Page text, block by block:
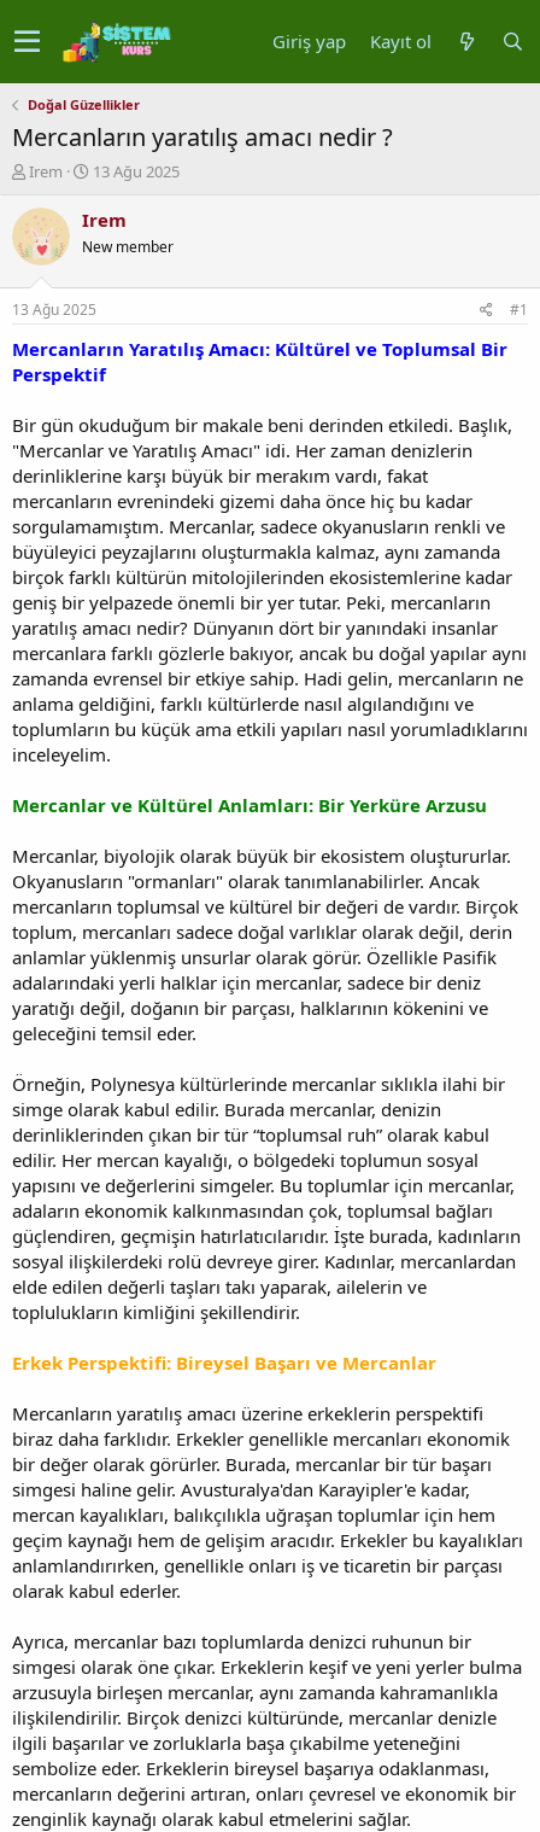
Giriş yap Kayıt ol
Doğal Güzellikler
Mercanların yaratılış amacı nedir ?
K
n
u
y
b
a
ş
a
a
n
Irem
B
ş
a
g
ı
ç
t
a
i
h
i
13 Ağu 2025
Irem
New member
13 Ağu 2025 #1
Mercanların Yaratılış Amacı: Kültürel ve Toplumsal Bir
Perspektif
Bir gün okuduğum bir makale beni derinden etkiledi. Başlık,
"Mercanlar ve Yaratılış Amacı" idi. Her zaman denizlerin
derinliklerine karşı büyük bir merakım vardı, fakat
mercanların evrenindeki gizemi daha önce hiç bu kadar
sorgulamamıştım. Mercanlar, sadece okyanusların renkli ve
büyüleyici peyzajlarını oluşturmakla kalmaz, aynı zamanda
birçok farklı kültürün mitolojilerinden ekosistemlerine kadar
geniş bir yelpazede önemli bir yer tutar. Peki, mercanların
yaratılış amacı nedir? Dünyanın dört bir yanındaki insanlar
mercanlara farklı gözlerle bakıyor, ancak bu doğal yapılar aynı
zamanda evrensel bir etkiye sahip. Hadi gelin, mercanların ne
anlama geldiğini, farklı kültürlerde nasıl algılandığını ve
toplumların bu küçük ama etkili yapıları nasıl yorumladıklarını
inceleyelim.
Mercanlar ve Kültürel Anlamları: Bir Yerküre Arzusu
Mercanlar, biyolojik olarak büyük bir ekosistem oluştururlar.
Okyanusların "ormanları" olarak tanımlanabilirler. Ancak
mercanların toplumsal ve kültürel bir değeri de vardır. Birçok
toplum, mercanları sadece doğal varlıklar olarak değil, derin
anlamlar yüklenmiş unsurlar olarak görür. Özellikle Pasifik
adalarındaki yerli halklar için mercanlar, sadece bir deniz
yaratığı değil, doğanın bir parçası, halklarının kökenini ve
geleceğini temsil eder.
Örneğin, Polynesya kültürlerinde mercanlar sıklıkla ilahi bir
simge olarak kabul edilir. Burada mercanlar, denizin
derinliklerinden çıkan bir tür “toplumsal ruh” olarak kabul
edilir. Her mercan kayalığı, o bölgedeki toplumun sosyal
yapısını ve değerlerini simgeler. Bu toplumlar için mercanlar,
adaların ekonomik kalkınmasından çok, toplumsal bağları
güçlendiren, geçmişin hatırlatıcılarıdır. İşte burada, kadınların
sosyal ilişkilerdeki rolü devreye girer. Kadınlar, mercanlardan
elde edilen değerli taşları takı yaparak, ailelerin ve
toplulukların kimliğini şekillendirir.
Erkek Perspektifi: Bireysel Başarı ve Mercanlar
Mercanların yaratılış amacı üzerine erkeklerin perspektifi
biraz daha farklıdır. Erkekler genellikle mercanları ekonomik
bir değer olarak görürler. Burada, mercanlar bir tür başarı
simgesi haline gelir. Avusturalya'dan Karayipler'e kadar,
mercan kayalıkları, balıkçılıkla uğraşan toplumlar için hem
geçim kaynağı hem de gelişim aracıdır. Erkekler bu kayalıkları
anlamlandırırken, genellikle onları iş ve ticaretin bir parçası
olarak kabul ederler.
Ayrıca, mercanlar bazı toplumlarda denizci ruhunun bir
simgesi olarak öne çıkar. Erkeklerin keşif ve yeni yerler bulma
arzusuyla birleşen mercanlar, aynı zamanda kahramanlıkla
ilişkilendirilir. Birçok denizci kültüründe, mercanlar denizle
ilgili başarılar ve zorluklarla başa çıkabilme yeteneğini
sembolize eder. Erkeklerin bireysel başarıya odaklanması,
mercanların değerini artıran, onları çevresel ve ekonomik bir
zenginlik kaynağı olarak kabul etmelerini sağlar.